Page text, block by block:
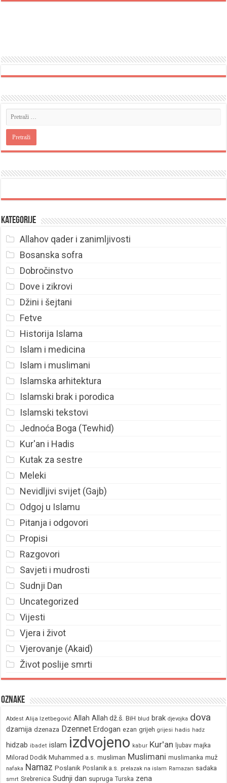
Kategorije
Allahov qader i zanimljivosti
Bosanska sofra
Dobročinstvo
Dove i zikrovi
Džini i šejtani
Fetve
Historija Islama
Islam i medicina
Islam i muslimani
Islamska arhitektura
Islamski brak i porodica
Islamski tekstovi
Jednoća Boga (Tewhid)
Kur'an i Hadis
Kutak za sestre
Meleki
Nevidljivi svijet (Gajb)
Odgoj u Islamu
Pitanja i odgovori
Propisi
Razgovori
Savjeti i mudrosti
Sudnji Dan
Uncategorized
Vijesti
Vjera i život
Vjerovanje (Akaid)
Život poslije smrti
Oznake
Abdest Alija Izetbegović Allah Allah dž.š. BiH blud brak djevojka dova
dzamija dzenaza Dzennet Erdogan ezan grijeh grijesi hadis hadz
hidzab ibadet islam izdvojeno kabur Kur'an ljubav majka
Milorad Dodik Muhammed a.s. musliman Muslimani muslimanka muž
nafaka Namaz Poslanik Poslanik a.s. prelazak na islam Ramazan sadaka
smrt Srebrenica Sudnji dan supruga Turska zena